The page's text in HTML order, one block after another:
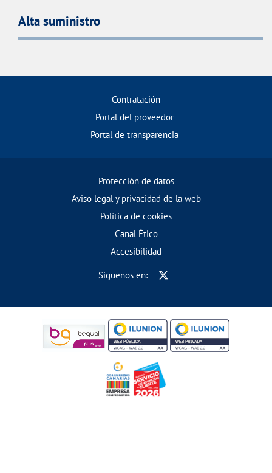
Alta suministro
Contratación
Portal del proveedor
Portal de transparencia
Protección de datos
Aviso legal y privacidad de la web
Política de cookies
Canal Ético
Accesibilidad
Síguenos en: